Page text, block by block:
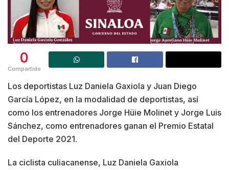
0
Compartido
Los deportistas Luz Daniela Gaxiola y Juan Diego
García López, en la modalidad de deportistas, así
como los entrenadores Jorge Hüie Molinet y Jorge Luis
Sánchez, como entrenadores ganan el Premio Estatal
del Deporte 2021.
La ciclista culiacanense, Luz Daniela Gaxiola